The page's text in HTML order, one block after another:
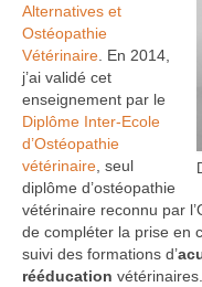
Alternatives et
Ostéopathie
Vétérinaire . En 2014,
j’ai validé cet
enseignement par le
Diplôme Inter-Ecole
d’Ostéopathie
vétérinaire , seul
diplôme d’ostéopathie
vétérinaire reconnu par
de compléter la prise en
suivi des formations d’
rééducation